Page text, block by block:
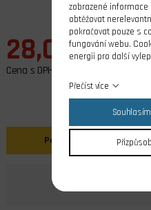
28,00 Kč
Cena s DPH
Popis
zobrazené
obtěžovat
pokračovat pouze s
fungování webu.
energii pro další
Přečíst více